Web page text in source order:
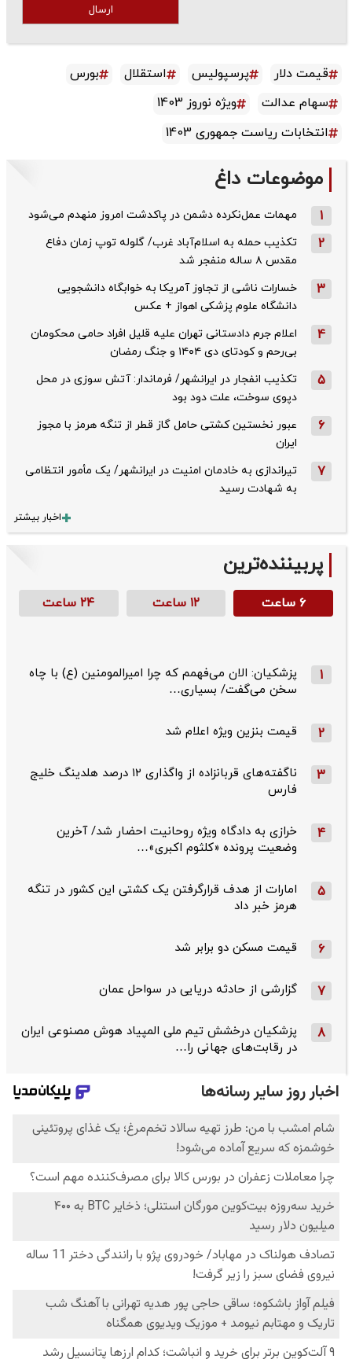
ارسال
قیمت دلار پرسپولیس استقلال
بورس
سهام عدالت
ویژه نوروز 1403
انتخابات ریاست جمهوری 1403
موضوعات داغ
1 مهمات عمل‌نکرده دشمن در پاکدشت امروز منهدم می‌شود
2
تکذیب حمله به اسلام‌آباد غرب/ گلوله توپ زمان دفاع
مقدس ۸ ساله منفجر شد
3
خسارات ناشی از تجاوز آمریکا به خوابگاه دانشجویی
دانشگاه علوم پزشکی اهواز + عکس
4
اعلام جرم دادستانی تهران علیه قلیل افراد حامی محکومان
بی‌رحم و کودتای دی‌ ۱۴۰۴ و جنگ رمضان
5
تکذیب ‌انفجار در ایرانشهر/ فرماندار: آتش سوزی در محل
دپوی سوخت، علت دود بود
6
عبور نخستین کشتی حامل گاز قطر از تنگه هرمز با مجوز
ایران
7
تیراندازی به خادمان امنیت در ایرانشهر/ یک مأمور انتظامی
به شهادت رسید
اخبار بیشتر
پربیننده‌ترین
۶ ساعت ۱۲ ساعت ۲۴ ساعت
1
پزشکیان: الان می‌فهمم که چرا امیرالمومنین (ع) با چاه
سخن می‌گفت/ بسیاری…
2 قیمت بنزین ویژه اعلام شد
3
ناگفته‌های قربانزاده از واگذاری ۱۲ درصد هلدینگ خلیج
فارس
4
خرازی به دادگاه ویژه روحانیت احضار شد/ آخرین
وضعیت پرونده «کلثوم اکبری»…
5
امارات از هدف قرارگرفتن یک کشتی این کشور در تنگه
هرمز خبر داد
6 قیمت مسکن دو برابر شد
7 گزارشی از حادثه دریایی در سواحل عمان
8
پزشکیان درخشش تیم ملی المپیاد هوش مصنوعی ایران
در رقابت‌های جهانی را…